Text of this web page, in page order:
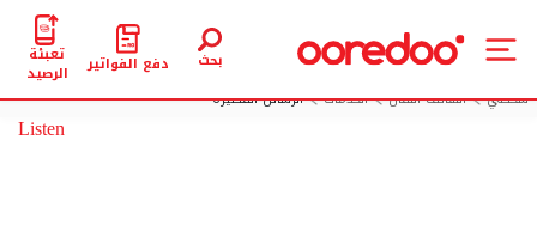
بحث دفع الفواتير تعبئة
الرصيد
شخصي
الهاتف النقال الخدمات الرسائل القصيرة
Listen